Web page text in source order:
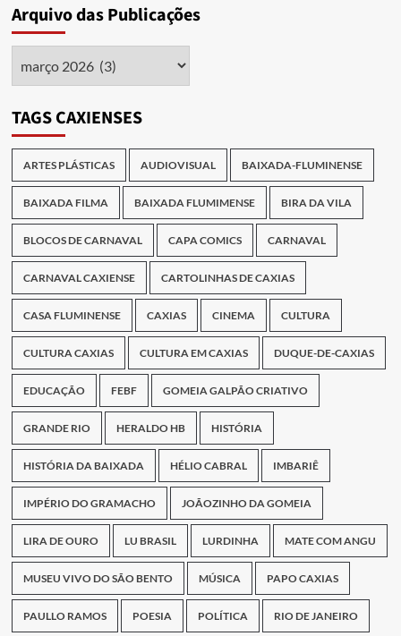
Baixada
Fluminense
Arquivo das Publicações
TAGS CAXIENSES
ARTES PLÁSTICAS AUDIOVISUAL BAIXADA-FLUMINENSE
BAIXADA FILMA BAIXADA FLUMIMENSE BIRA DA VILA
BLOCOS DE CARNAVAL CAPA COMICS CARNAVAL
CARNAVAL CAXIENSE CARTOLINHAS DE CAXIAS
CASA FLUMINENSE CAXIAS CINEMA CULTURA
CULTURA CAXIAS CULTURA EM CAXIAS DUQUE-DE-CAXIAS
EDUCAÇÃO FEBF GOMEIA GALPÃO CRIATIVO
GRANDE RIO HERALDO HB HISTÓRIA
HISTÓRIA DA BAIXADA HÉLIO CABRAL IMBARIÊ
IMPÉRIO DO GRAMACHO JOÃOZINHO DA GOMEIA
LIRA DE OURO LU BRASIL LURDINHA MATE COM ANGU
MUSEU VIVO DO SÃO BENTO MÚSICA PAPO CAXIAS
PAULLO RAMOS POESIA POLÍTICA RIO DE JANEIRO